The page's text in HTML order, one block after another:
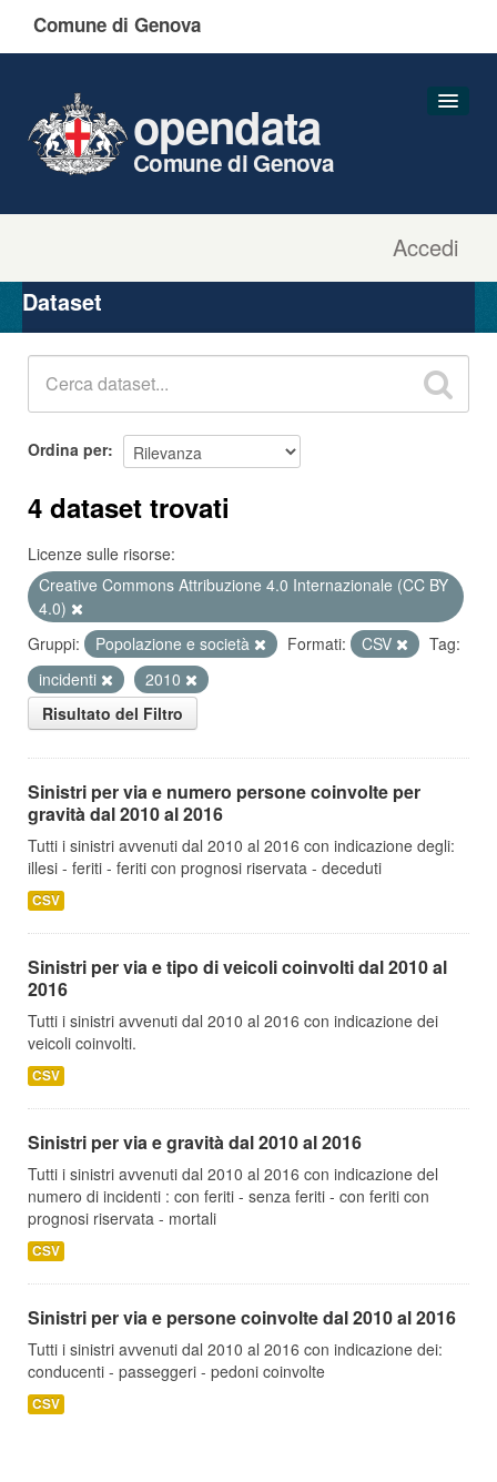
Comune di Genova
Accedi
opendata
Comune di Genova
Organizzazioni
Gruppi
Dataset
Ordina per
4 dataset trovati
Licenze sulle risorse:
Creative Commons Attribuzione 4.0 Internazionale (CC BY
4.0)
Gruppi:
Popolazione e società Formati: CSV
Tag:
incidenti
2010
Risultato del Filtro
Sinistri per via e numero persone coinvolte per
gravità dal 2010 al 2016
Tutti i sinistri avvenuti dal 2010 al 2016 con indicazione degli:
illesi - feriti - feriti con prognosi riservata - deceduti
CSV
Sinistri per via e tipo di veicoli coinvolti dal 2010 al
2016
Tutti i sinistri avvenuti dal 2010 al 2016 con indicazione dei
veicoli coinvolti.
CSV
Sinistri per via e gravità dal 2010 al 2016
Tutti i sinistri avvenuti dal 2010 al 2016 con indicazione del
numero di incidenti : con feriti - senza feriti - con feriti con
prognosi riservata - mortali
CSV
Sinistri per via e persone coinvolte dal 2010 al 2016
Tutti i sinistri avvenuti dal 2010 al 2016 con indicazione dei:
conducenti - passeggeri - pedoni coinvolte
CSV